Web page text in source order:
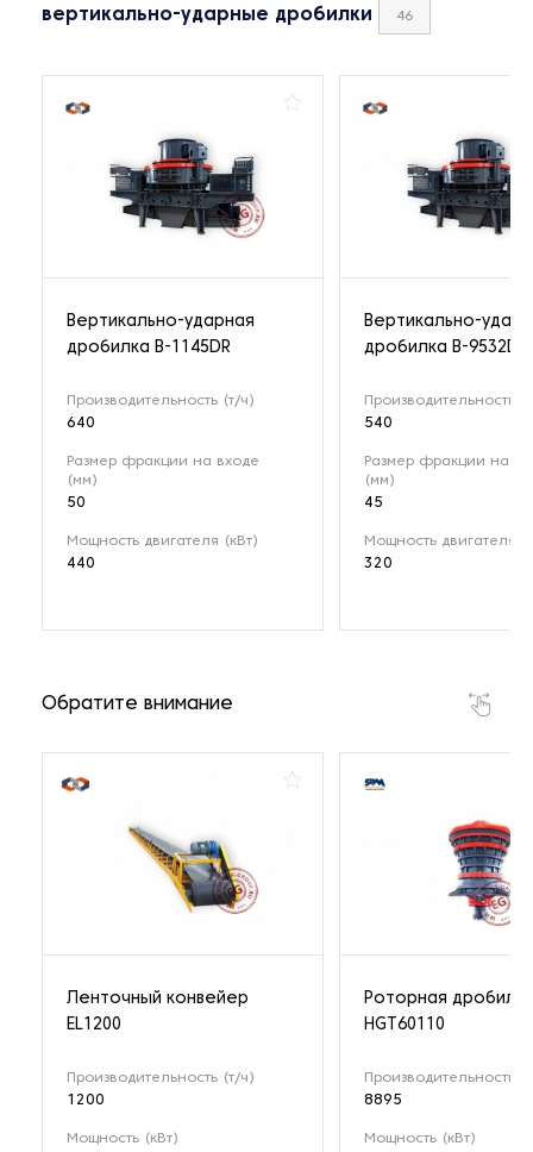
вертикально-ударные дробилки 46
Вертикально-ударная
дробилка B-1145DR
Производительность (т/ч)
640
Размер фракции на входе
(мм)
50
Мощность двигателя (кВт)
440
Вертикально-
дробилка B-9532DR
Производительность
540
Размер фракции на
(мм)
45
Мощность двигателя
320
Обратите внимание
Ленточный конвейер
EL1200
Производительность (т/ч)
1200
Мощность (кВт)
Роторная
HGT60110
Производительность
8895
Мощность (кВт)